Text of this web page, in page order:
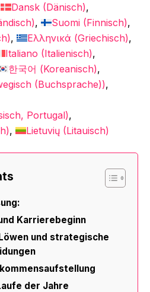
Dansk (Dänisch)
) Suomi (Finnisch)
) Ελληνικά (Griechisch)
Italiano (Italienisch)
한국어 (Koreanisch)
(Buchsprache))
Portugal)
) Lietuvių (Litauisch)
Karrierebeginn
und strategische
der Jahre